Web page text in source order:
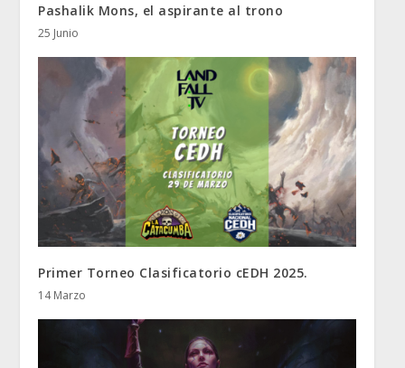
Pashalik Mons, el aspirante al trono
25 Junio
Primer Torneo Clasificatorio cEDH 2025.
14 Marzo